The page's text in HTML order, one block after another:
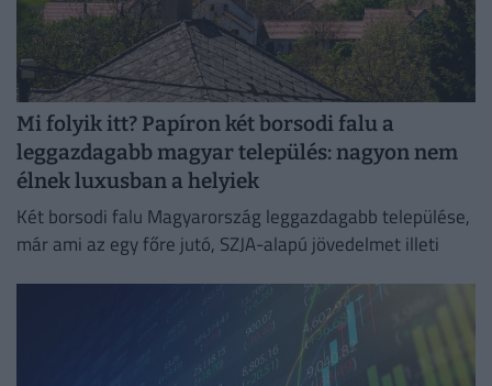
Mi folyik itt? Papíron két borsodi falu a
leggazdagabb magyar település: nagyon nem
élnek luxusban a helyiek
Két borsodi falu Magyarország leggazdagabb települése,
már ami az egy főre jutó, SZJA-alapú jövedelmet illeti